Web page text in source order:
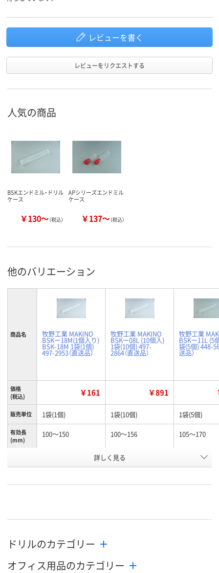
レビューを書く
レビューをリクエストする
人気の商品
BSKエンドミル・ドリル
ケース
￥130～（税込）
APシリーズエンドミル
ケース
￥137～（税込）
他のバリエーション
商品名 牧野工業 MAKINO
BSKー18M(1個入り)
BSK-18M 1袋(1個)
497-2953（直送品）
牧野工業 MAKINO
BSKー08L (10個入)
1袋(10個) 497-
2864（直送品）
牧野工業
BSKー11L (5
袋(5個) 448-
送品）
価格
(税込)
￥161 ￥891
販売単位 1袋(1個) 1袋(10個) 1袋(5個)
有効長
(mm)
100～150 100～156 105～170
N261156 K960603
カゴへ
詳しく見る
ドリルのカテゴリー
オフィス用品のカテゴリー